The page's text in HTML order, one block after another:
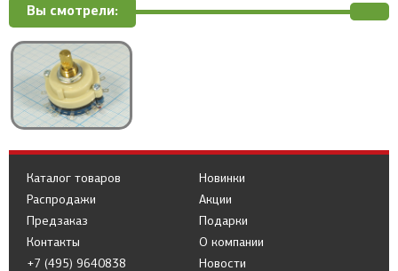
Вы смотрели:
Каталог товаров
Распродажи
Предзаказ
Новинки
Акции
Подарки
Контакты
+7 (495) 9640838
О компании
Новости